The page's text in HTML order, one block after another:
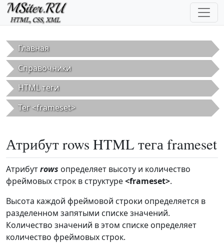
Перейти к основному содержанию
Главная
Справочники
HTML теги
Тег <frameset>
Атрибут rows HTML тега frameset
Атрибутrows определяет высоту и количество
фреймовых строк в структуре<frameset>.
Высота каждой фреймовой строки определяется в
разделенном запятыми списке значений.
Количество значений в этом списке определяет
количество фреймовых строк.